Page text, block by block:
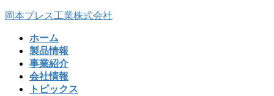
コ
ナ
岡本プレス工業株式会社
ホーム
製品情報
事業紹介
会社情報
トピックス